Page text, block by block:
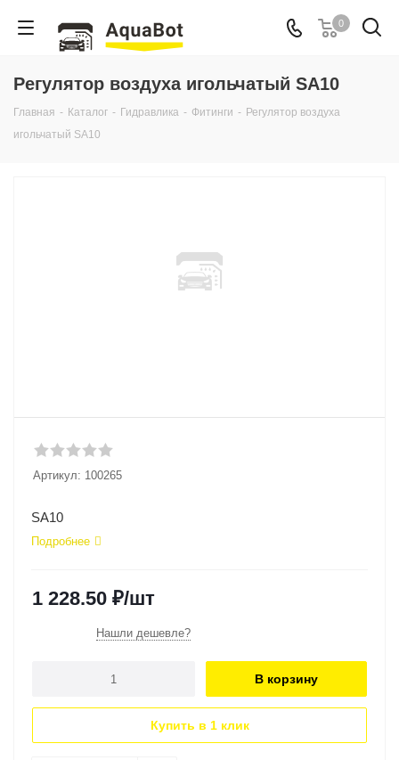
0
Регулятор воздуха игольчатый SA10
Главная - Каталог - Гидравлика - Фитинги - Регулятор воздуха
игольчатый SA10
Артикул: 100265
SA10
Подробнее
1 228.50 ₽/шт
Нашли дешевле?
В корзину
Купить в 1 клик